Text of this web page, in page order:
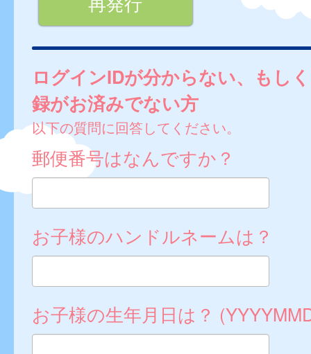
ログインIDが分からない、もし
録がお済みでない方
以下の質問に回答してください。
郵便番号はなんですか？
お子様のハンドルネームは？
お子様の生年月日は？